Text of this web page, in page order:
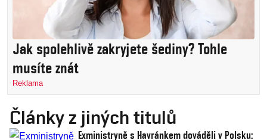
Jak spolehlivě zakryjete šediny? Tohle
musíte znát
Reklama
Články z jiných titulů
Exministryně s Havránkem dováděli v Polsku: